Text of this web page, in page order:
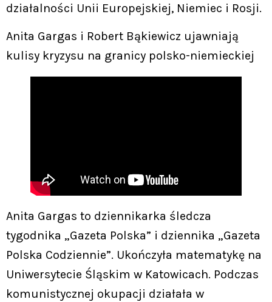
działalności Unii Europejskiej, Niemiec i Rosji.
Anita Gargas i Robert Bąkiewicz ujawniają
kulisy kryzysu na granicy polsko-niemieckiej
Anita Gargas to dziennikarka śledcza
tygodnika „Gazeta Polska” i dziennika „Gazeta
Polska Codziennie”. Ukończyła matematykę na
Uniwersytecie Śląskim w Katowicach. Podczas
komunistycznej okupacji działała w